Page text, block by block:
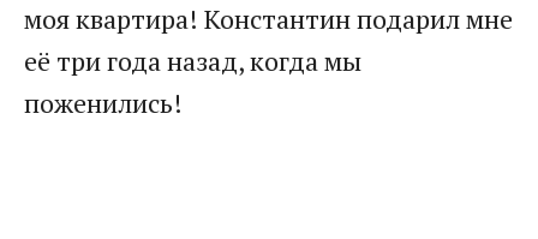
моя квартира! Константин подарил мне
её три года назад, когда мы
поженились!